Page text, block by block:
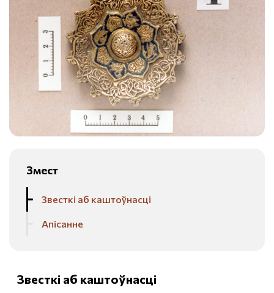
Змест
Звесткі аб каштоўнасці
Апісанне
Звесткі аб каштоўнасці